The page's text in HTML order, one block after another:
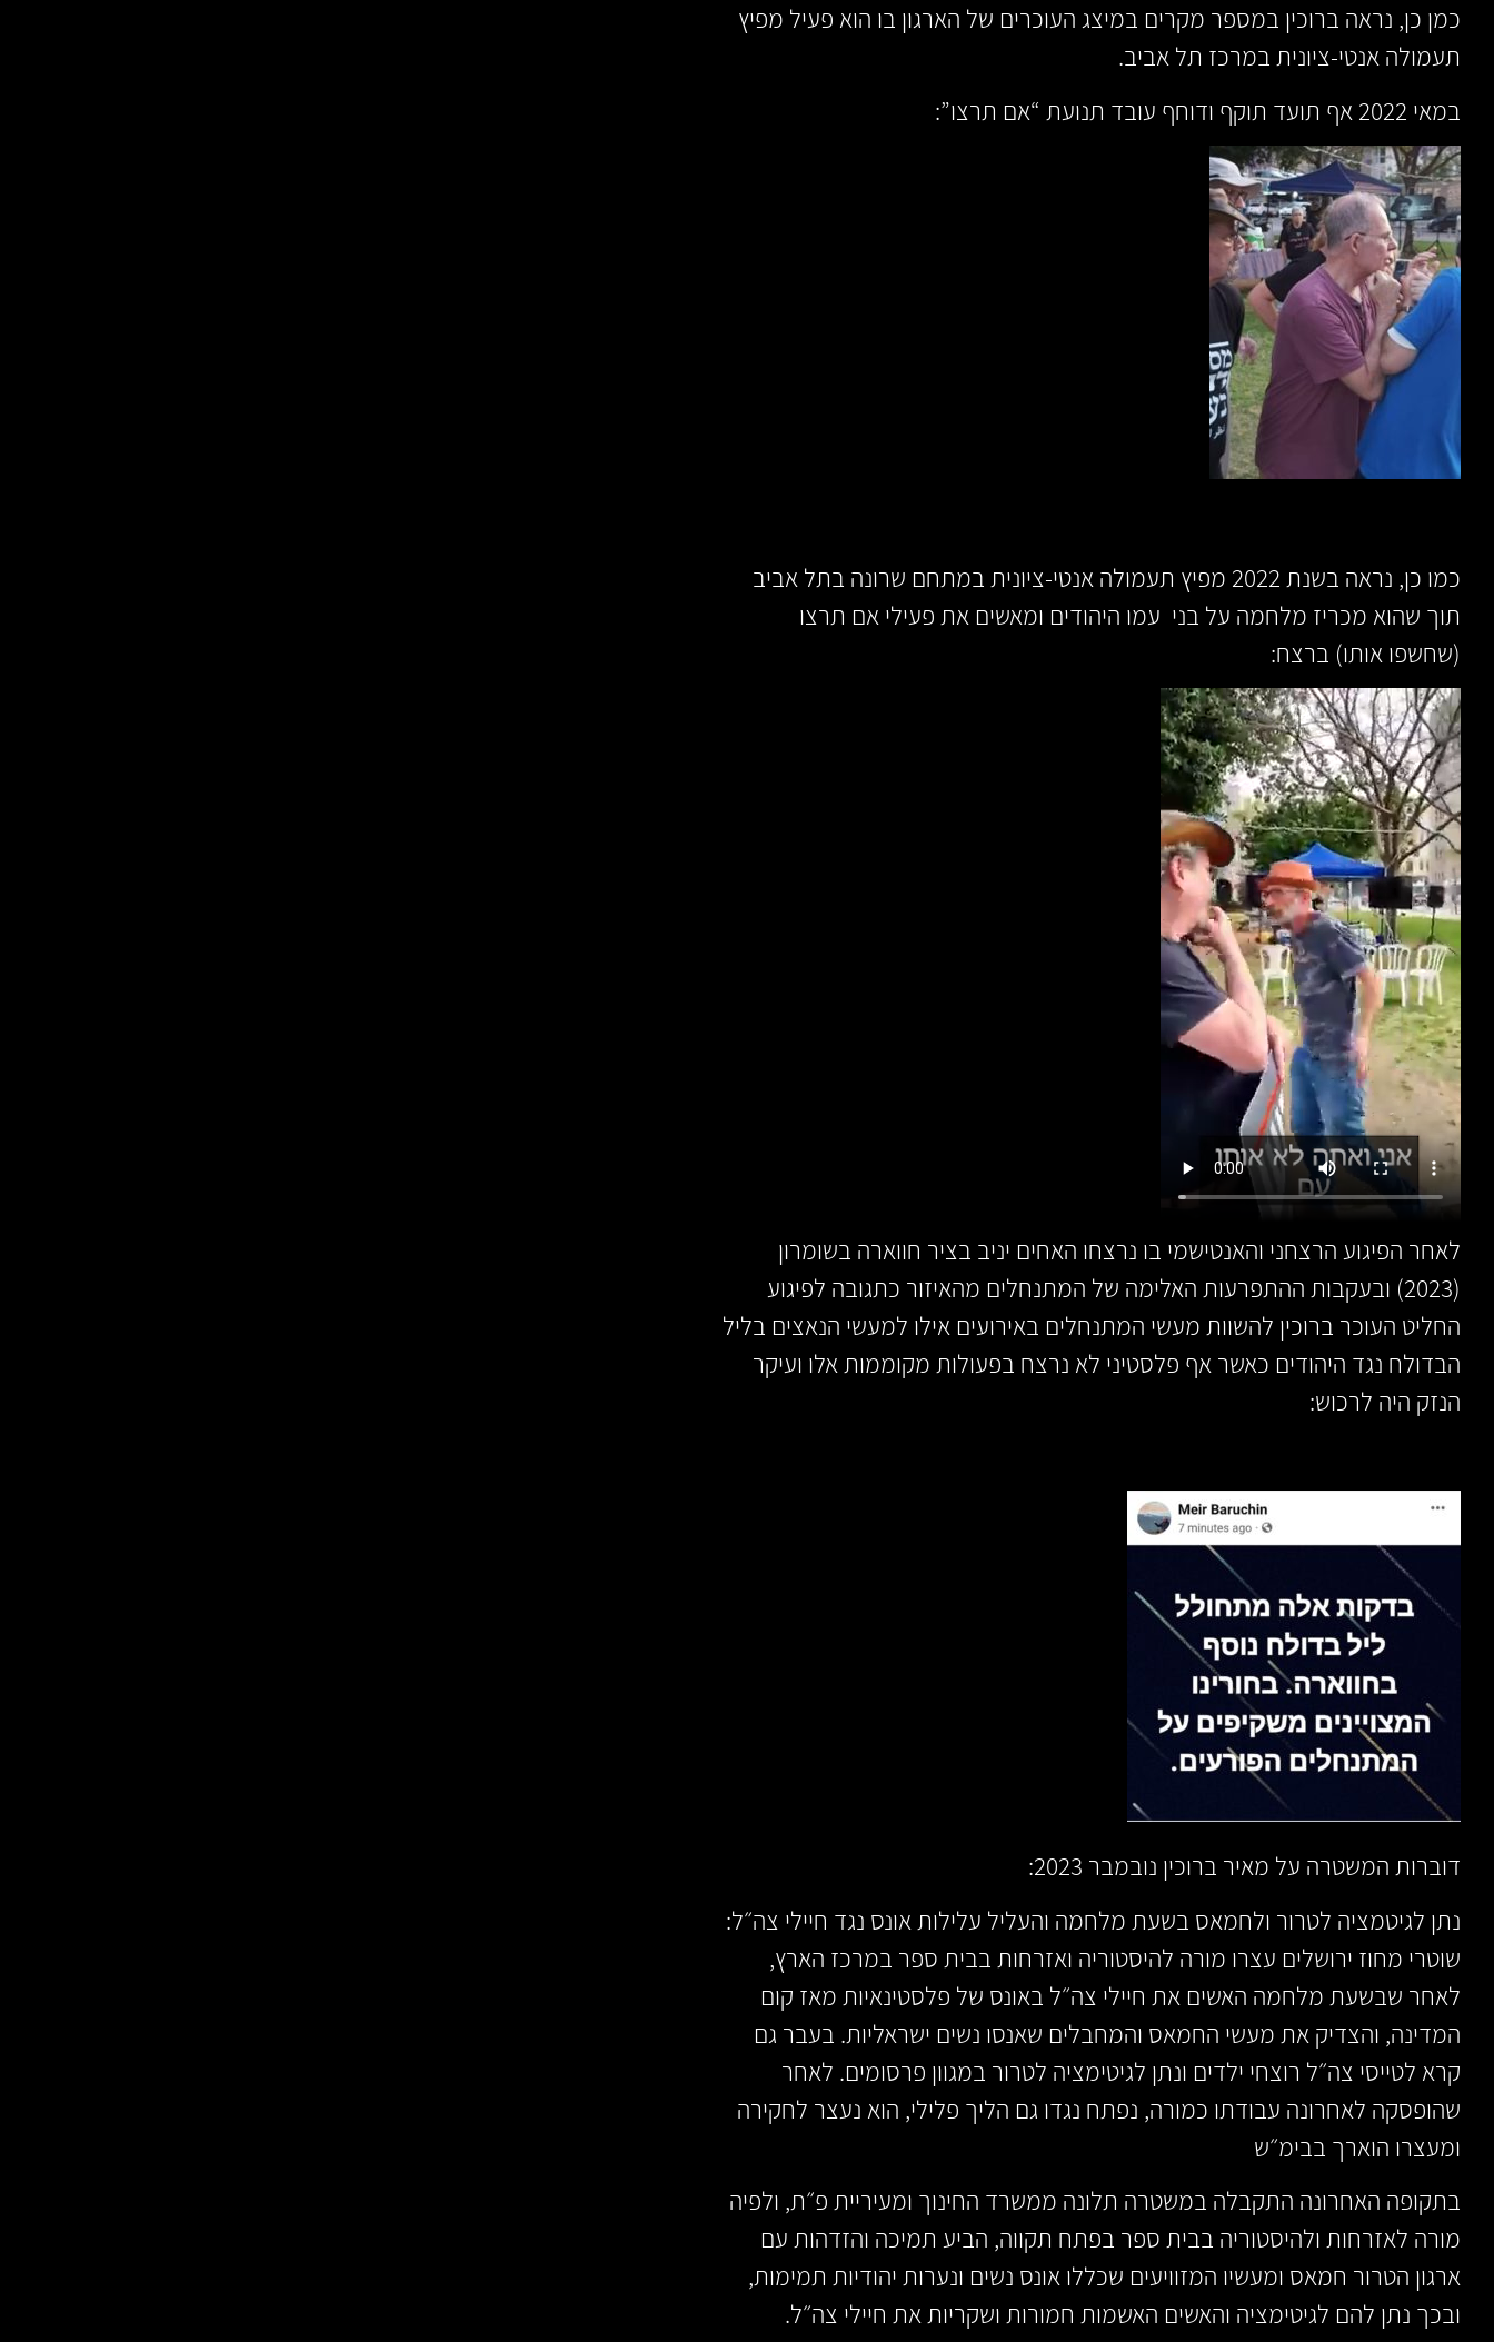
כמן כן, נראה ברוכין במספר מקרים במיצג העוכרים של הארגון בו הוא פעיל מפיץ
תעמולה אנטי-ציונית במרכז תל אביב.
במאי 2022 אף תועד תוקף ודוחף עובד תנועת “אם תרצו”:
כמו כן, נראה בשנת 2022 מפיץ תעמולה אנטי-ציונית במתחם שרונה בתל אביב
תוך שהוא מכריז מלחמה על בני עמו היהודים ומאשים את פעילי אם תרצו
(שחשפו אותו) ברצח:
לאחר הפיגוע הרצחני והאנטישמי בו נרצחו האחים יניב בציר חווארה בשומרון
(2023) ובעקבות ההתפרעות האלימה של המתנחלים מהאיזור כתגובה לפיגוע
החליט העוכר ברוכין להשוות מעשי המתנחלים באירועים אילו למעשי הנאצים בליל
הבדולח נגד היהודים כאשר אף פלסטיני לא נרצח בפעולות מקוממות אלו ועיקר
הנזק היה לרכוש:
דוברות המשטרה על מאיר ברוכין נובמבר 2023:
נתן לגיטמציה לטרור ולחמאס בשעת מלחמה והעליל עלילות אונס נגד חיילי צה״ל:
שוטרי מחוז ירושלים עצרו מורה להיסטוריה ואזרחות בבית ספר במרכז הארץ,
לאחר שבשעת מלחמה האשים את חיילי צה״ל באונס של פלסטינאיות מאז קום
המדינה, והצדיק את מעשי החמאס והמחבלים שאנסו נשים ישראליות. בעבר גם
קרא לטייסי צה״ל רוצחי ילדים ונתן לגיטימציה לטרור במגוון פרסומים. לאחר
שהופסקה לאחרונה עבודתו כמורה, נפתח נגדו גם הליך פלילי, הוא נעצר לחקירה
ומעצרו הוארך בבימ״ש
בתקופה האחרונה התקבלה במשטרה תלונה ממשרד החינוך ומעיריית פ״ת, ולפיה
מורה לאזרחות ולהיסטוריה בבית ספר בפתח תקווה, הביע תמיכה והזדהות עם
ארגון הטרור חמאס ומעשיו המזוויעים שכללו אונס נשים ונערות יהודיות תמימות,
ובכך נתן להם לגיטימציה והאשים האשמות חמורות ושקריות את חיילי צה״ל.